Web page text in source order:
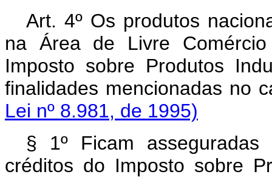
Art. 4º Os produtos
na Área de Livre
Imposto sobre Produtos
finalidades mencionadas no
Lei nº 8.981, de 1995)
§ 1º Ficam
créditos do Imposto sobre